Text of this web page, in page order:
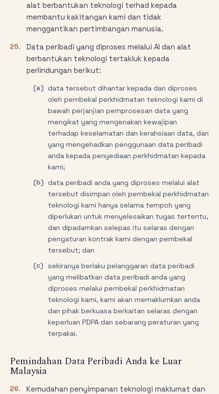
alat berbantukan teknologi terhad kepada
membantu kakitangan kami dan tidak
menggantikan pertimbangan manusia.
25.
Data peribadi yang diproses melalui AI dan alat
berbantukan teknologi tertakluk kepada
perlindungan berikut:
(a) data tersebut dihantar kepada dan diproses
oleh pembekal perkhidmatan teknologi kami di
bawah perjanjian pemprosesan data yang
mengikat yang mengenakan kewajipan
terhadap keselamatan dan kerahsiaan data, dan
yang mengehadkan penggunaan data peribadi
anda kepada penyediaan perkhidmatan kepada
kami;
(b) data peribadi anda yang diproses melalui alat
tersebut disimpan oleh pembekal perkhidmatan
teknologi kami hanya selama tempoh yang
diperlukan untuk menyelesaikan tugas tertentu,
dan dipadamkan selepas itu selaras dengan
pengaturan kontrak kami dengan pembekal
tersebut; dan
(c) sekiranya berlaku pelanggaran data peribadi
yang melibatkan data peribadi anda yang
diproses melalui pembekal perkhidmatan
teknologi kami, kami akan memaklumkan anda
dan pihak berkuasa berkaitan selaras dengan
keperluan PDPA dan sebarang peraturan yang
terpakai.
Pemindahan Data Peribadi Anda ke Luar
Malaysia
26.
Kemudahan penyimpanan teknologi maklumat dan